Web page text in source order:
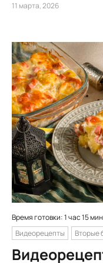
11 марта, 2026
Время готовки: 1 час 15
Видеорецепты
Вторые